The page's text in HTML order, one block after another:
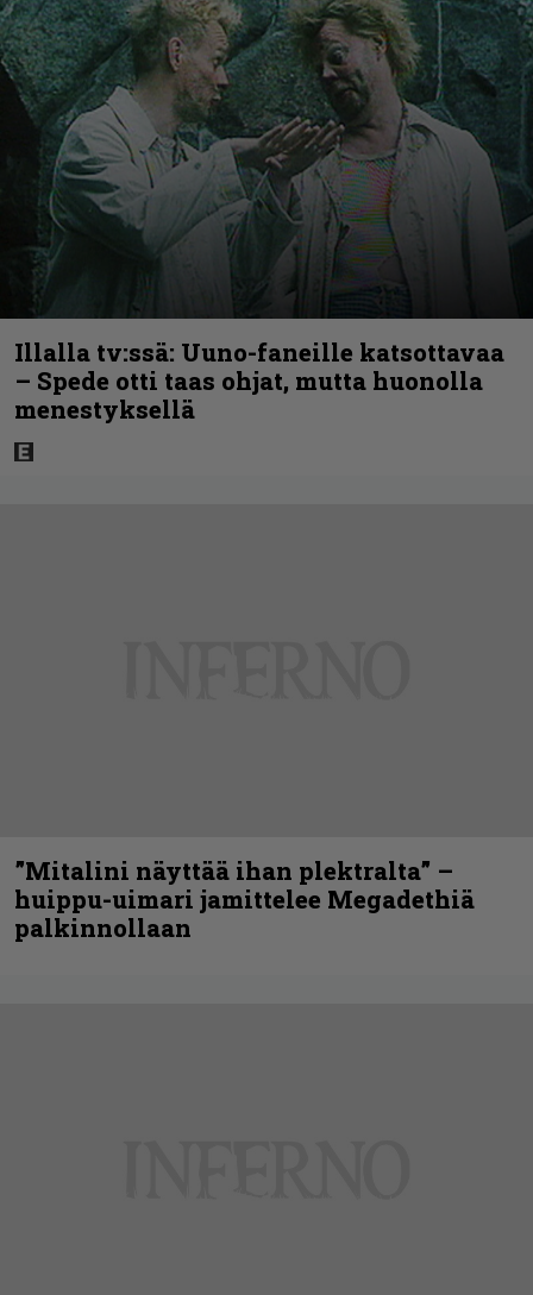
Illalla tv:ssä: Uuno-faneille katsottavaa
– Spede otti taas ohjat, mutta huonolla
menestyksellä
”Mitalini näyttää ihan plektralta” –
huippu-uimari jamittelee Megadethiä
palkinnollaan